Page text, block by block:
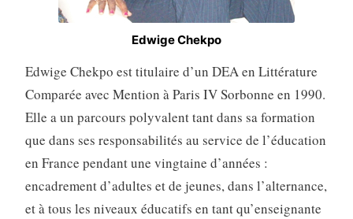
Edwige Chekpo
Edwige Chekpo est titulaire d’un DEA en Littérature
Comparée avec Mention à Paris IV Sorbonne en 1990.
Elle a un parcours polyvalent tant dans sa formation
que dans ses responsabilités au service de l’éducation
en France pendant une vingtaine d’années :
encadrement d’adultes et de jeunes, dans l’alternance,
et à tous les niveaux éducatifs en tant qu’enseignante